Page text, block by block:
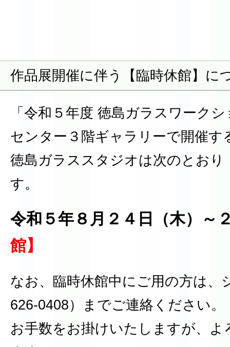
作品展開催に伴う【臨時休館】に
「令和５年度 徳島ガラスワーク
センター３階ギャラリーで開催す
徳島ガラススタジオは次のとおり
す。
令和５年８月２４日（木）～
館】
なお、臨時休館中にご用の方は、
626-0408）までご連絡ください。
お手数をお掛けいたしますが、